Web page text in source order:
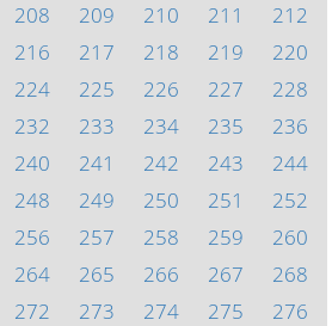
208 209 210 211
212
216 217 218 219
220
224 225 226 227
228
232 233 234 235
236
240 241 242 243
244
248 249 250 251
252
256 257 258 259
260
264 265 266 267
268
272 273 274 275
276